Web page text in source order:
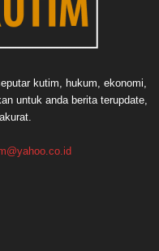
kutim, hukum, ekonomi,
untuk anda berita terupdate,